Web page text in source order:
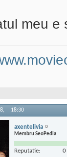
meu e
18:30
axentelivia
Membru SeoPedia
Reputatie: 0